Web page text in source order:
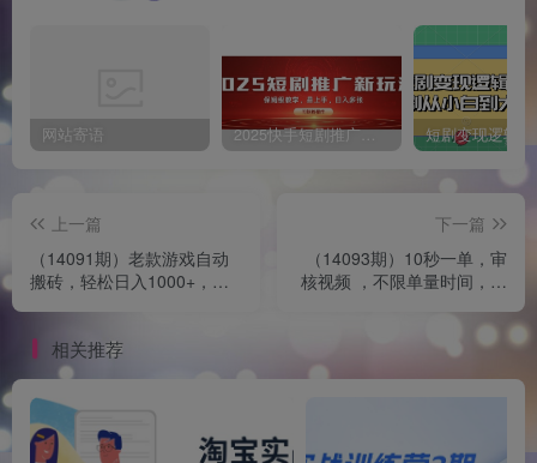
网站寄语 2025快手短剧推广新玩法，保姆级教学，日入多张，可矩阵操作
上一篇
（14091期）老款游戏自动
搬砖，轻松日入1000+，长
下一篇
（14093期）10秒一单，审
核视频 ，不限单量时间，新
相关推荐